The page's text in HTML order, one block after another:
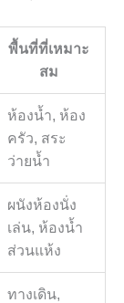
พื้นที่ที่เหมาะ
สม
ห้องน้ำ, ห้อง
ครัว, สระ
ว่ายน้ำ
ผนังห้องนั่ง
เล่น, ห้องน้ำ
ส่วนแห้ง
ทางเดิน,